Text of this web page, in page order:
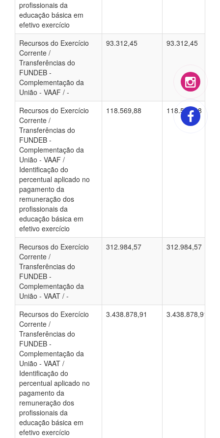
profissionais da
educação básica em
efetivo exercício
Recursos do Exercício
Corrente /
Transferências do
FUNDEB -
Complementação da
União - VAAF / -
93.312,45 93.312,45
Recursos do Exercício
Corrente /
Transferências do
FUNDEB -
Complementação da
União - VAAF /
Identificação do
percentual aplicado no
pagamento da
remuneração dos
profissionais da
educação básica em
efetivo exercício
118.569,88 118.569,88
Recursos do Exercício
Corrente /
Transferências do
FUNDEB -
Complementação da
União - VAAT / -
312.984,57 312.984,57
Recursos do Exercício
Corrente /
Transferências do
FUNDEB -
Complementação da
União - VAAT /
Identificação do
percentual aplicado no
pagamento da
remuneração dos
profissionais da
educação básica em
efetivo exercício
3.438.878,91 3.438.878,91